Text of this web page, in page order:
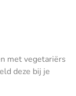
met vegetariërs
deze bij je